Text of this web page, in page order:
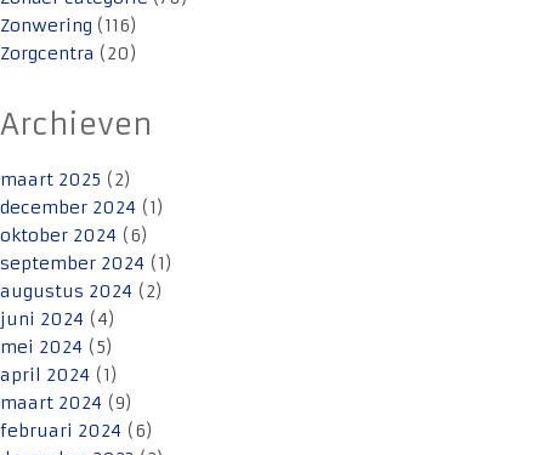
Zonwering (116)
Zorgcentra (20)
Archieven
maart 2025 (2)
december 2024 (1)
oktober 2024 (6)
september 2024 (1)
augustus 2024 (2)
juni 2024 (4)
mei 2024 (5)
april 2024 (1)
maart 2024 (9)
februari 2024 (6)